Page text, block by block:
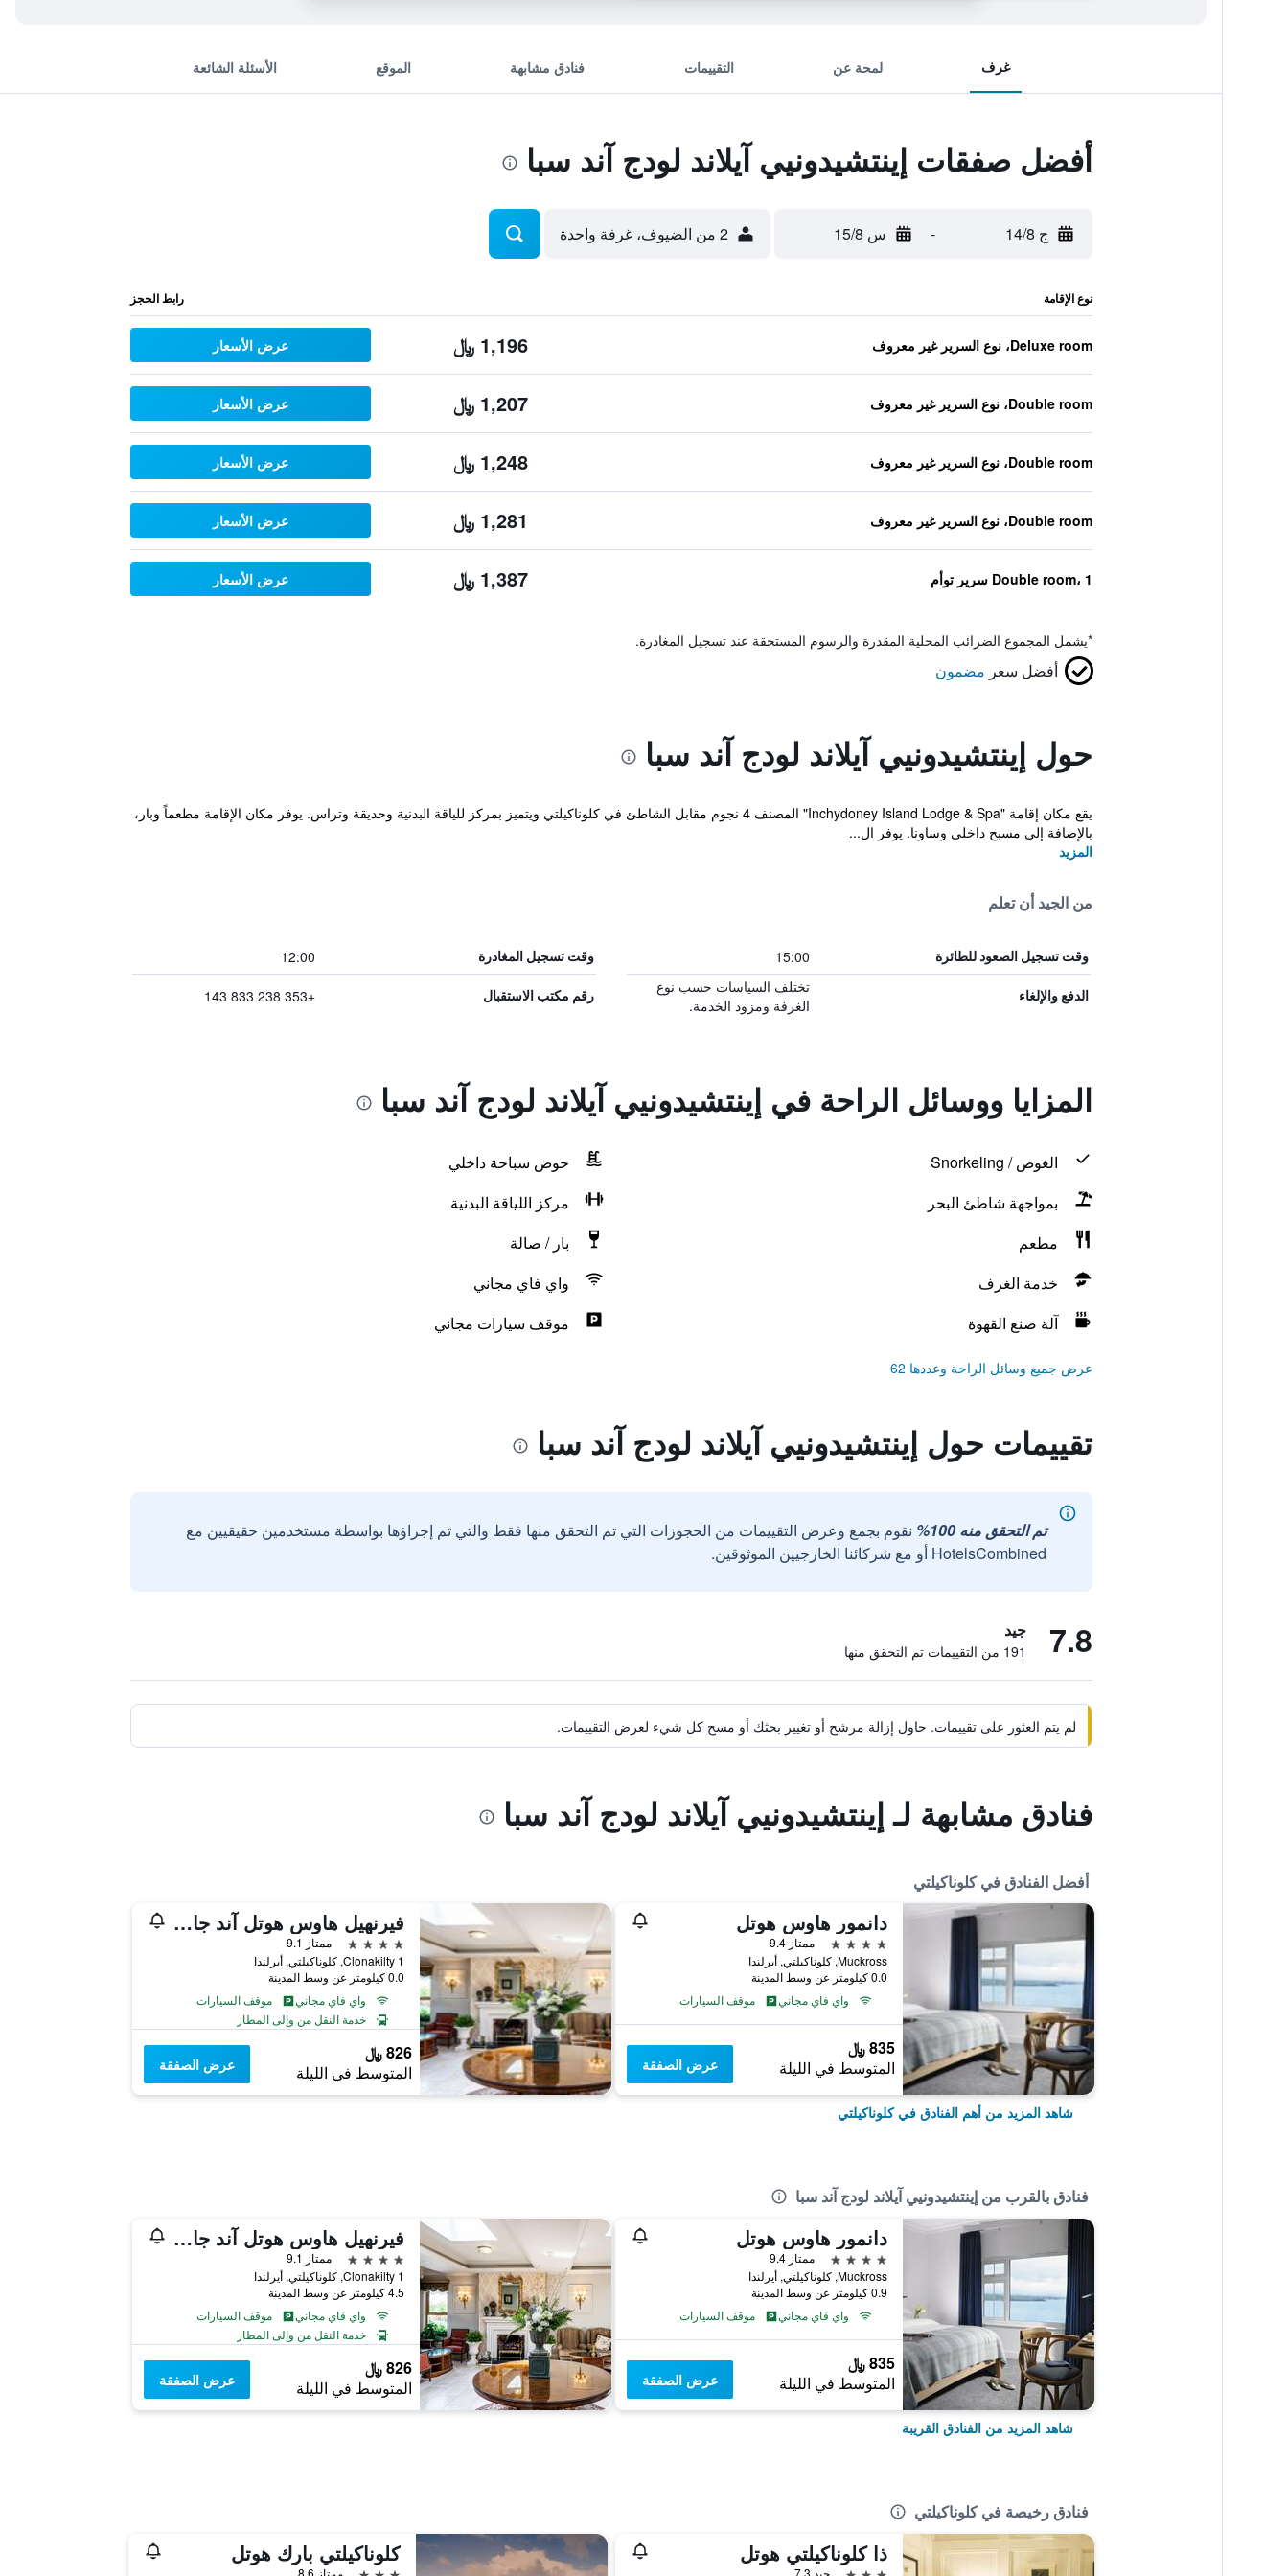
غرف لمحة عن التقييمات فنادق مشابهة الموقع الأسئلة الشائعة
أفضل صفقات إينتشيدونيي آيلاند لودج آند سبا
ج 14/8 - س 15/8 2 من الضيوف، غرفة واحدة
نوع الإقامة رابط الحجز
Deluxe room، نوع السرير غير معروف 1,196 ﷼ عرض الأسعار
Double room، نوع السرير غير معروف 1,207 ﷼ عرض الأسعار
Double room، نوع السرير غير معروف 1,248 ﷼ عرض الأسعار
Double room، نوع السرير غير معروف 1,281 ﷼ عرض الأسعار
Double room، 1 سرير توأم 1,387 ﷼ عرض الأسعار
*يشمل المجموع الضرائب المحلية المقدرة والرسوم المستحقة عند تسجيل المغادرة.
أفضل سعر مضمون
حول إينتشيدونيي آيلاند لودج آند سبا
يقع مكان إقامة "Inchydoney Island Lodge & Spa" المصنف 4 نجوم مقابل الشاطئ في كلوناكيلتي ويتميز بمركز للياقة البدنية وحديقة وتراس. يوفر مكان الإقامة مطعماً وبار،
بالإضافة إلى مسبح داخلي وساونا. يوفر ال...
المزيد
من الجيد أن تعلم
وقت تسجيل الصعود للطائرة 15:00 وقت تسجيل المغادرة 12:00
الدفع والإلغاء
تختلف السياسات حسب نوع
الغرفة ومزود الخدمة.
رقم مكتب الاستقبال +353 238 833 143
المزايا ووسائل الراحة في إينتشيدونيي آيلاند لودج آند سبا
الغوص / Snorkeling
حوض سباحة داخلي
بمواجهة شاطئ البحر
مركز اللياقة البدنية
مطعم
بار / صالة
خدمة الغرف
واي فاي مجاني
آلة صنع القهوة
موقف سيارات مجاني
عرض جميع وسائل الراحة وعددها 62
تقييمات حول إينتشيدونيي آيلاند لودج آند سبا
تم التحقق منه 100%
نقوم بجمع وعرض التقييمات من الحجوزات التي تم التحقق منها فقط والتي تم إجراؤها بواسطة مستخدمين حقيقيين مع
HotelsCombined أو مع شركائنا الخارجيين الموثوقين.
7.8 جيد
191 من التقييمات تم التحقق منها
لم يتم العثور على تقييمات. حاول إزالة مرشح أو تغيير بحثك أو مسح كل شيء لعرض التقييمات.
فنادق مشابهة لـ إينتشيدونيي آيلاند لودج آند سبا
أفضل الفنادق في كلوناكيلتي
دانمور هاوس هوتل
4 نجوم
ممتاز 9.4
Muckross, كلوناكيلتي, أيرلندا
0.0 كيلومتر عن وسط المدينة
واي فاي مجاني
موقف السيارات
835 ﷼
المتوسط في الليلة عرض الصفقة
فيرنهيل هاوس هوتل آند جاردنز
4 نجوم
ممتاز 9.1
Clonakilty 1, كلوناكيلتي, أيرلندا
0.0 كيلومتر عن وسط المدينة
واي فاي مجاني
موقف السيارات
خدمة النقل من وإلى المطار
826 ﷼
المتوسط في الليلة عرض الصفقة
شاهد المزيد من أهم الفنادق في كلوناكيلتي
فنادق بالقرب من إينتشيدونيي آيلاند لودج آند سبا
دانمور هاوس هوتل
4 نجوم
ممتاز 9.4
Muckross, كلوناكيلتي, أيرلندا
0.9 كيلومتر عن وسط المدينة
واي فاي مجاني
موقف السيارات
835 ﷼
المتوسط في الليلة عرض الصفقة
فيرنهيل هاوس هوتل آند جاردنز
4 نجوم
ممتاز 9.1
Clonakilty 1, كلوناكيلتي, أيرلندا
4.5 كيلومتر عن وسط المدينة
واي فاي مجاني
موقف السيارات
خدمة النقل من وإلى المطار
826 ﷼
المتوسط في الليلة عرض الصفقة
شاهد المزيد من الفنادق القريبة
فنادق رخيصة في كلوناكيلتي
ذا كلوناكيلتي هوتل
جيد 7.3
كلوناكيلتي بارك هوتل
ممتاز 8.6